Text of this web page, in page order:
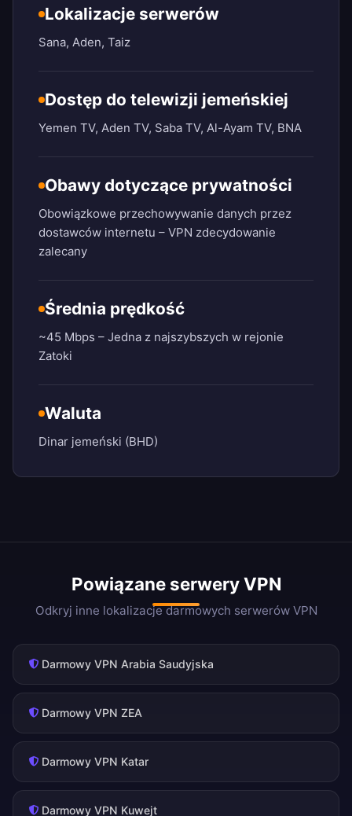
Lokalizacje serwerów
Sana, Aden, Taiz
Dostęp do telewizji jemeńskiej
Yemen TV, Aden TV, Saba TV, Al-Ayam TV, BNA
Obawy dotyczące prywatności
Obowiązkowe przechowywanie danych przez
dostawców internetu – VPN zdecydowanie
zalecany
Średnia prędkość
~45 Mbps – Jedna z najszybszych w rejonie
Zatoki
Waluta
Dinar jemeński (BHD)
Powiązane serwery VPN
Odkryj inne lokalizacje darmowych serwerów VPN
Darmowy VPN Arabia Saudyjska
Darmowy VPN ZEA
Darmowy VPN Katar
Darmowy VPN Kuwejt